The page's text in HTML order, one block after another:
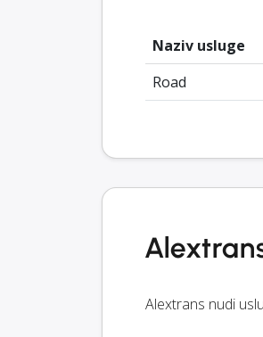
Naziv usluge
Road
Alextrans nudi